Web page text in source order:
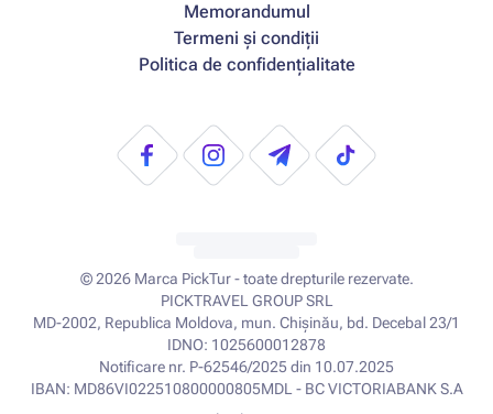
Memorandumul
Termeni și condiții
Politica de confidențialitate
© 2026 Marca PickTur - toate drepturile rezervate.
PICKTRAVEL GROUP SRL
MD-2002, Republica Moldova, mun. Chișinău, bd. Decebal 23/1
IDNO: 1025600012878
Notificare nr. P-62546/2025 din 10.07.2025
IBAN: MD86VI022510800000805MDL - BC VICTORIABANK S.A